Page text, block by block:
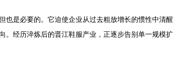
是必要的。它迫使企业从过去粗放增长的惯性中清
经历淬炼后的晋江鞋服产业，正逐步告别单一规模